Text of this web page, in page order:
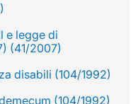
e legge di
(41/2007)
disabili (104/1992)
(104/1992)